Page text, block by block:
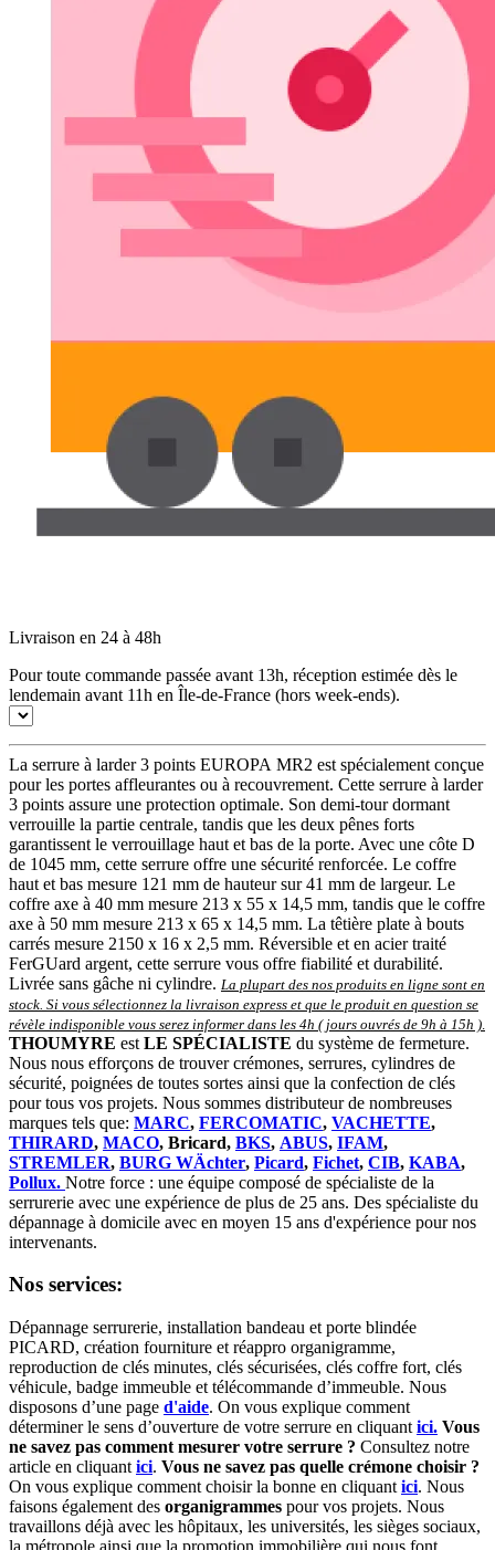
Livraison en 24 à 48h
Pour toute commande passée avant 13h, réception estimée dès le
lendemain avant 11h en Île-de-France (hors week-ends).
La serrure à larder 3 points EUROPA MR2 est spécialement conçue
pour les portes affleurantes ou à recouvrement. Cette serrure à larder
3 points assure une protection optimale. Son demi-tour dormant
verrouille la partie centrale, tandis que les deux pênes forts
garantissent le verrouillage haut et bas de la porte. Avec une côte D
de 1045 mm, cette serrure offre une sécurité renforcée. Le coffre
haut et bas mesure 121 mm de hauteur sur 41 mm de largeur. Le
coffre axe à 40 mm mesure 213 x 55 x 14,5 mm, tandis que le coffre
axe à 50 mm mesure 213 x 65 x 14,5 mm. La têtière plate à bouts
carrés mesure 2150 x 16 x 2,5 mm. Réversible et en acier traité
FerGUard argent, cette serrure vous offre fiabilité et durabilité.
Livrée sans gâche ni cylindre. La plupart des nos produits en ligne sont en
stock. Si vous sélectionnez la livraison express et que le produit en question se
révèle indisponible vous serez informer dans les 4h ( jours ouvrés de 9h à 15h )
THOUMYRE est LE SPÉCIALISTE du système de fermeture.
Nous nous efforçons de trouver crémones, serrures, cylindres de
sécurité, poignées de toutes sortes ainsi que la confection de clés
pour tous vos projets. Nous sommes distributeur de nombreuses
marques tels que: MARC, FERCOMATIC, VACHETTE,
THIRARD, MACO, Bricard, BKS, ABUS, IFAM,
STREMLER, BURG WÄchter, Picard, Fichet, CIB, KABA,
Pollux. Notre force : une équipe composé de spécialiste de la
serrurerie avec une expérience de plus de 25 ans. Des spécialiste du
dépannage à domicile avec en moyen 15 ans d'expérience pour nos
intervenants.
Nos services:
Dépannage serrurerie, installation bandeau et porte blindée
PICARD, création fourniture et réappro organigramme,
reproduction de clés minutes, clés sécurisées, clés coffre fort, clés
véhicule, badge immeuble et télécommande d’immeuble. Nous
disposons d’une page d'aide. On vous explique comment
déterminer le sens d’ouverture de votre serrure en cliquant ici. Vous
ne savez pas comment mesurer votre serrure ? Consultez notre
article en cliquant ici. Vous ne savez pas quelle crémone choisir ?
On vous explique comment choisir la bonne en cliquant ici. Nous
faisons également des organigrammes pour vos projets. Nous
travaillons déjà avec les hôpitaux, les universités, les sièges sociaux,
la métropole ainsi que la promotion immobilière qui nous font